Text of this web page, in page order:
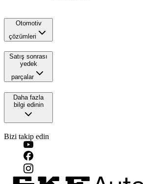
Otomotiv
çözümleri
Satış sonrası
yedek
parçalar
Daha fazla
bilgi edinin
Bizi takip edin